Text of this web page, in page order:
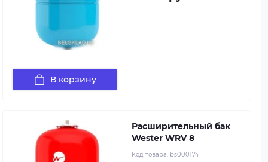
В корзину
Расширительный бак
Wester WRV 8
Код товара: bs000174